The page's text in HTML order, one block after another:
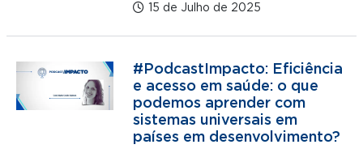
15 de Julho de 2025
#PodcastImpacto: Eficiência
e acesso em saúde: o que
podemos aprender com
sistemas universais em
países em desenvolvimento?